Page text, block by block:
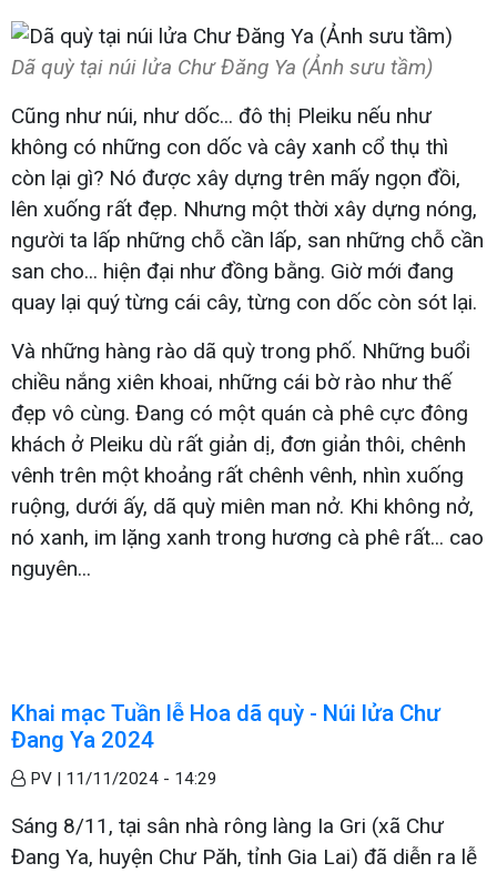
Dã quỳ tại núi lửa Chư Đăng Ya (Ảnh sưu tầm)
Cũng như núi, như dốc... đô thị Pleiku nếu như
không có những con dốc và cây xanh cổ thụ thì
còn lại gì? Nó được xây dựng trên mấy ngọn đồi,
lên xuống rất đẹp. Nhưng một thời xây dựng nóng,
người ta lấp những chỗ cần lấp, san những chỗ cần
san cho... hiện đại như đồng bằng. Giờ mới đang
quay lại quý từng cái cây, từng con dốc còn sót lại.
Và những hàng rào dã quỳ trong phố. Những buổi
chiều nắng xiên khoai, những cái bờ rào như thế
đẹp vô cùng. Đang có một quán cà phê cực đông
khách ở Pleiku dù rất giản dị, đơn giản thôi, chênh
vênh trên một khoảng rất chênh vênh, nhìn xuống
ruộng, dưới ấy, dã quỳ miên man nở. Khi không nở,
nó xanh, im lặng xanh trong hương cà phê rất... cao
nguyên...
Khai mạc Tuần lễ Hoa dã quỳ - Núi lửa Chư
Đang Ya 2024
PV | 11/11/2024 - 14:29
Sáng 8/11, tại sân nhà rông làng Ia Gri (xã Chư
Đang Ya, huyện Chư Păh, tỉnh Gia Lai) đã diễn ra lễ